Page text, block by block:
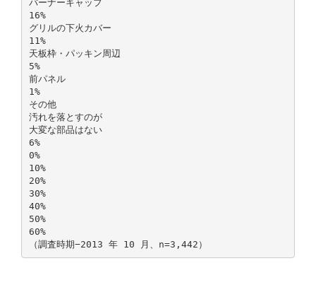
バーナーキャップ
16%
グリルの下火カバー
11%
天板枠・パッキン周辺
5%
前パネル
1%
その他
汚れを落とすのが
大変な部品はない
6%
0%
10%
20%
30%
40%
50%
60%